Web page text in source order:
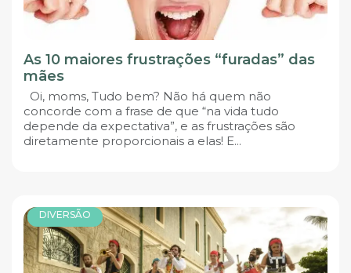
As 10 maiores frustrações “furadas” das
mães
Oi, moms, Tudo bem? Não há quem não
concorde com a frase de que “na vida tudo
depende da expectativa”, e as frustrações são
diretamente proporcionais a elas! E...
DIVERSÃO